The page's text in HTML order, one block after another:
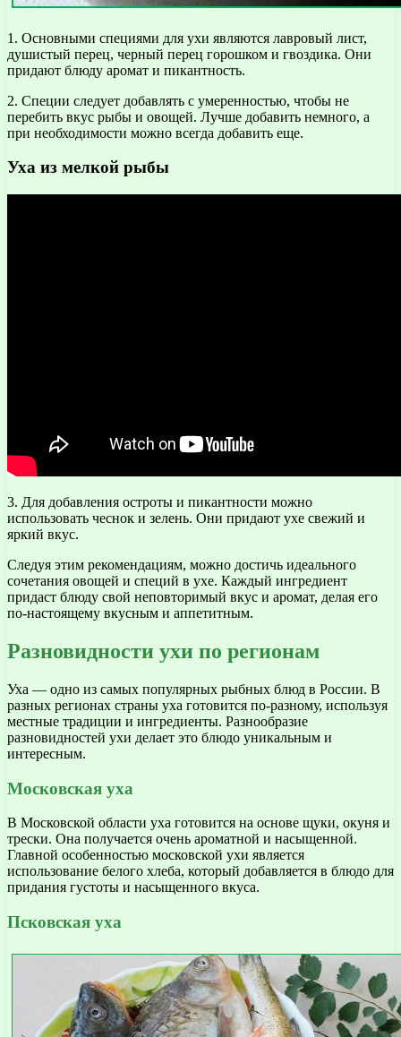
1. Основными специями для ухи являются лавровый лист,
душистый перец, черный перец горошком и гвоздика. Они
придают блюду аромат и пикантность.
2. Специи следует добавлять с умеренностью, чтобы не
перебить вкус рыбы и овощей. Лучше добавить немного, а
при необходимости можно всегда добавить еще.
Уха из мелкой рыбы
3. Для добавления остроты и пикантности можно
использовать чеснок и зелень. Они придают ухе свежий и
яркий вкус.
Следуя этим рекомендациям, можно достичь идеального
сочетания овощей и специй в ухе. Каждый ингредиент
придаст блюду свой неповторимый вкус и аромат, делая его
по-настоящему вкусным и аппетитным.
Разновидности ухи по регионам
Уха — одно из самых популярных рыбных блюд в России. В
разных регионах страны уха готовится по-разному, используя
местные традиции и ингредиенты. Разнообразие
разновидностей ухи делает это блюдо уникальным и
интересным.
Московская уха
В Московской области уха готовится на основе щуки, окуня и
трески. Она получается очень ароматной и насыщенной.
Главной особенностью московской ухи является
использование белого хлеба, который добавляется в блюдо для
придания густоты и насыщенного вкуса.
Псковская уха